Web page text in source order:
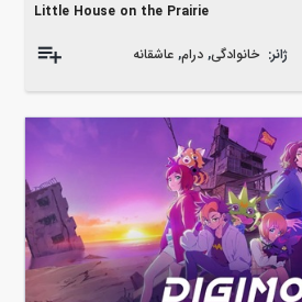
Little House on the Prairie
ژانر: خانوادگی, درام, عاشقانه